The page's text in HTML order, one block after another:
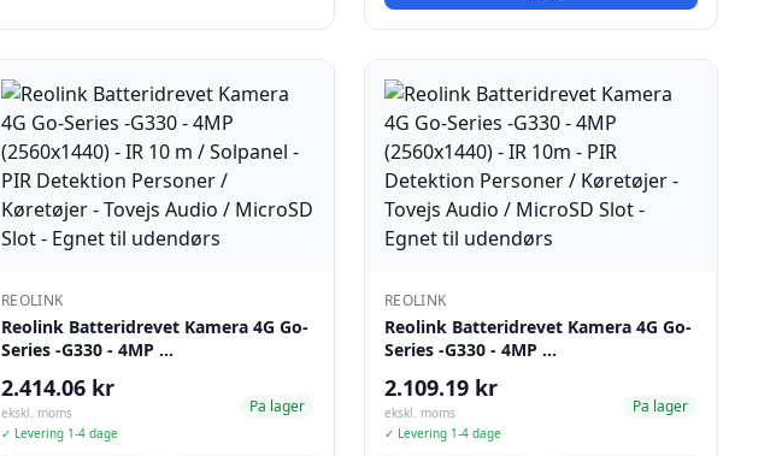
REOLINK
Reolink Batteridrevet Kamera 4G Go-
Series -G330 - 4MP …
2.414.06 kr
ekskl. moms
✓ Levering 1-4 dage
Pa lager
REOLINK
Reolink Batteridrevet Kamera 4G Go-
Series -G330 - 4MP …
2.109.19 kr
ekskl. moms
✓ Levering 1-4 dage
Pa lager